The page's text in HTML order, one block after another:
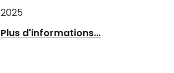
2025
Plus d'informations...